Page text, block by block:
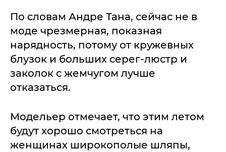
По словам Андре Тана, сейчас не в
моде чрезмерная, показная
нарядность, потому от кружевных
блузок и больших серег-люстр и
заколок с жемчугом лучше
отказаться.
Модельер отмечает, что этим летом
будут хорошо смотреться на
женщинах широкополые шляпы,